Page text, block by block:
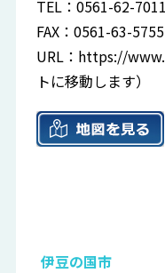
TEL：0561-62-7011
FAX：0561-63-5755
URL： https://
トに移動します）
伊豆の国市